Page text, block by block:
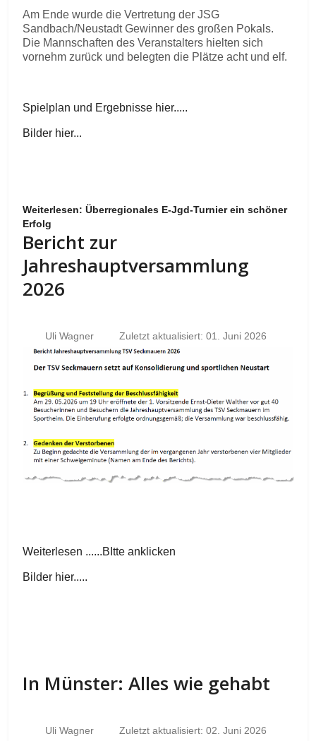
Am Ende wurde die Vertretung der JSG
Sandbach/Neustadt Gewinner des großen Pokals.
Die Mannschaften des Veranstalters hielten sich
vornehm zurück und belegten die Plätze acht und elf.
Spielplan und Ergebnisse hier.....
Bilder hier...
Weiterlesen: Überregionales E-Jgd-Turnier ein schöner
Erfolg
Bericht zur
Jahreshauptversammlung
2026
Uli Wagner Zuletzt aktualisiert: 01. Juni 2026
Weiterlesen ......BItte anklicken
Bilder hier.....
In Münster: Alles wie gehabt
Uli Wagner Zuletzt aktualisiert: 02. Juni 2026